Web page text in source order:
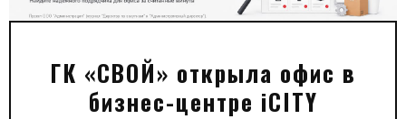
ГК «СВОЙ» открыла офис в
бизнес-центре iCITY